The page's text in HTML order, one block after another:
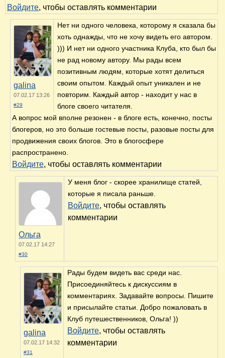
Войдите, чтобы оставлять комментарии
galina
07.02.17 13:26
#29
Нет ни одного человека, которому я сказала бы
хоть однажды, что не хочу видеть его автором.
))) И нет ни одного участника Клуба, кто был бы
не рад новому автору. Мы рады всем
позитивным людям, которые хотят делиться
своим опытом. Каждый опыт уникален и не
повторим. Каждый автор - находит у нас в
блоге своего читателя.
А вопрос мой вполне резонен - в блоге есть, конечно, посты
блогеров, но это больше гостевые посты, разовые посты для
продвижения своих блогов. Это в блогосфере
распространено.
Войдите, чтобы оставлять комментарии
Ольга
07.02.17 14:27
#30
У меня блог - скорее хранилище статей,
которые я писала раньше.
Войдите, чтобы оставлять
комментарии
galina
07.02.17 14:32
#31
Рады будем видеть вас среди нас.
Присоединяйтесь к дискуссиям в
комментариях. Задавайте вопросы. Пишите
и присылайте статьи. Добро пожаловать в
Клуб путешественников, Ольга! ))
Войдите, чтобы оставлять
комментарии